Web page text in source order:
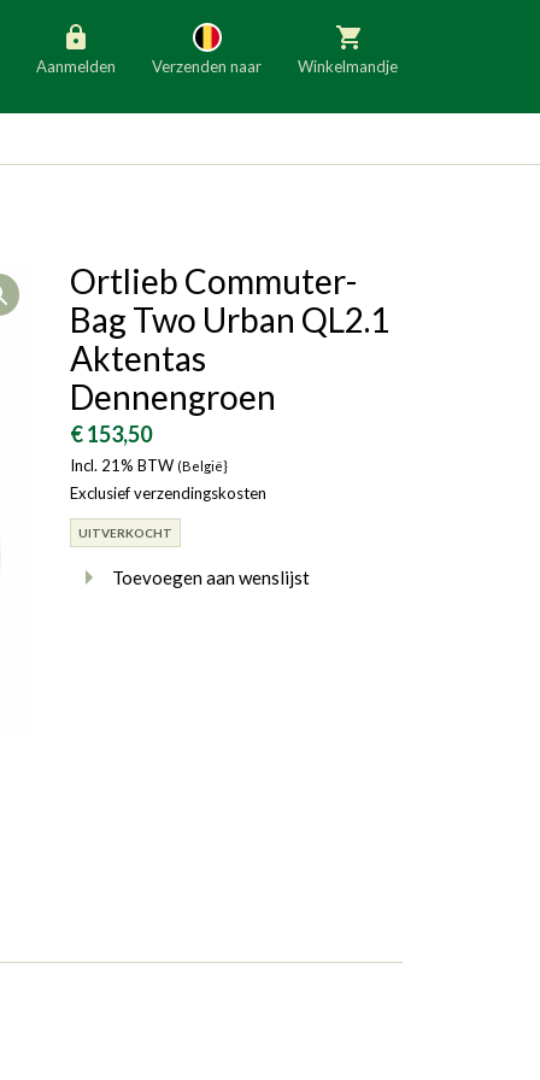
Aanmelden Verzenden naar
Slovenië Italië
Denemarken
Bulgarije Ierland
Winkelmandje
Open
Ortlieb Commuter-
Bag Two Urban QL2.1
Aktentas
Dennengroen
€ 153,50
Incl. 21% BTW (België}
Exclusief verzendingskosten
UITVERKOCHT
Toevoegen aan wenslijst